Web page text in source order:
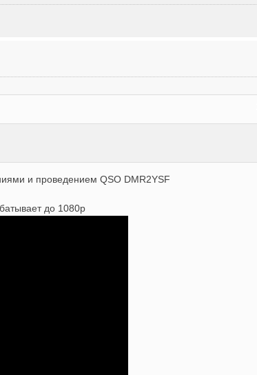
и проведением QSO DMR2YSF
до 1080р